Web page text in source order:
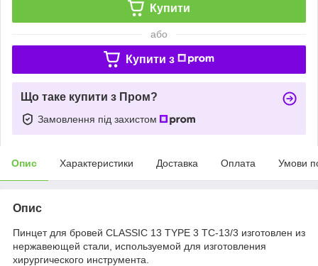
Купити
або
Купити з
Що таке купити з Пром?
Замовлення під захистом
Опис Характеристики Доставка Оплата Умови
Опис
Пинцет для бровей CLASSIC 13 TYPE 3 TC-13/3 изготовлен из
нержавеющей стали, используемой для изготовления
хирургического инструмента.